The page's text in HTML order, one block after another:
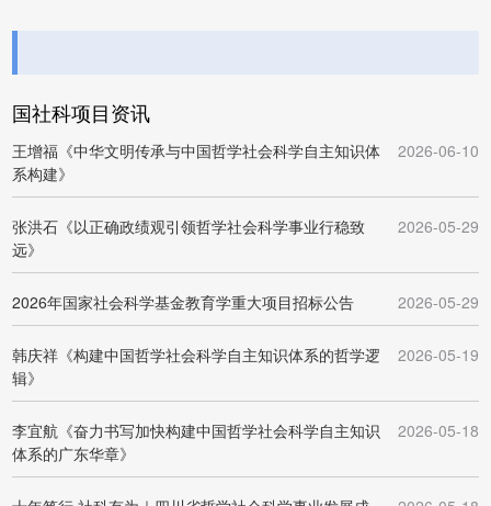
国社科项目资讯
王增福《中华文明传承与中国哲学社会科学自主知识体
系构建》
2026-06-10
张洪石《以正确政绩观引领哲学社会科学事业行稳致
远》
2026-05-29
2026年国家社会科学基金教育学重大项目招标公告 2026-05-29
韩庆祥《构建中国哲学社会科学自主知识体系的哲学逻
辑》
2026-05-19
李宜航《奋力书写加快构建中国哲学社会科学自主知识
体系的广东华章》
2026-05-18